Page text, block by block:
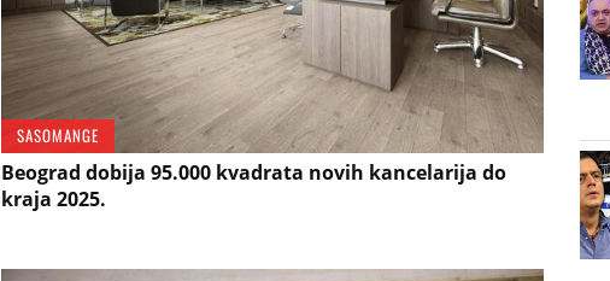
SASOMANGE
Beograd dobija 95.000 kvadrata novih kancelarija do
kraja 2025.